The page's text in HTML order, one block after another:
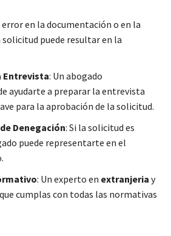
error en la documentación o en la
puede resultar en la
Entrevista: Un abogado
ayudarte a preparar la entrevista
para la aprobación de la solicitud.
Denegación: Si la solicitud es
puede representarte en el
: Un experto en extranjeria y
cumplas con todas las normativas